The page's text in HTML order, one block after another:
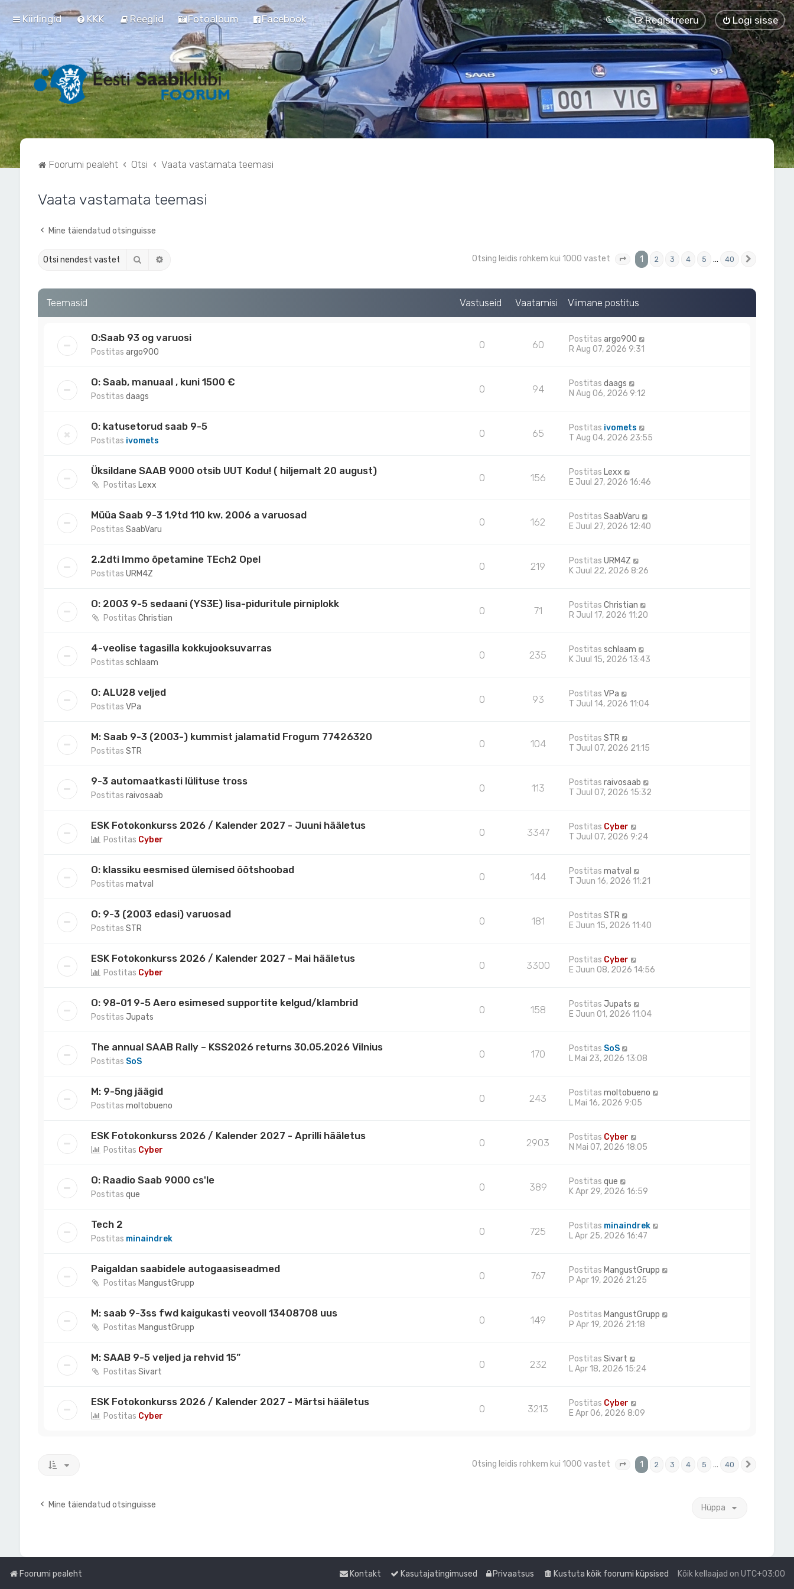
Kiirlingid KKK Reeglid Fotoalbum Facebook Logi sisse
Registreeru
Foorumi pealeht Otsi Vaata vastamata teemasi
Vaata vastamata teemasi
Mine täiendatud otsinguisse
Otsi Otsing leidis rohkem kui 1000 vastet . leht 40 -st
1 2 3 4 5 … 40
Teemasid Vastuseid Vaatamisi Viimane postitus
O:Saab 93 og varuosi
Postitas argo900
0 60 Postitasargo900
R Aug 07, 2026 9:31
O: Saab, manuaal , kuni 1500 €
Postitas daags
0 94 Postitasdaags
N Aug 06, 2026 9:12
O: katusetorud saab 9-5
Postitas ivomets
0 65 Postitas ivomets
T Aug 04, 2026 23:55
Üksildane SAAB 9000 otsib UUT Kodu! ( hiljemalt 20 august)
Postitas Lexx
0 156 Postitas Lexx
E Juul 27, 2026 16:46
Müüa Saab 9-3 1.9td 110 kw. 2006 a varuosad
Postitas SaabVaru
0 162 PostitasSaabVaru
E Juul 27, 2026 12:40
2.2dti Immo õpetamine TEch2 Opel
Postitas URM4Z
0 219 PostitasURM4Z
K Juul 22, 2026 8:26
O: 2003 9-5 sedaani (YS3E) lisa-piduritule pirniplokk
Postitas Christian
0 71 PostitasChristian
R Juul 17, 2026 11:20
4-veolise tagasilla kokkujooksuvarras
Postitas schlaam
0 235 Postitasschlaam
K Juul 15, 2026 13:43
O: ALU28 veljed
Postitas VPa
0 93 PostitasVPa
T Juul 14, 2026 11:04
M: Saab 9-3 (2003-) kummist jalamatid Frogum 77426320
Postitas STR
0 104 PostitasSTR
T Juul 07, 2026 21:15
9-3 automaatkasti lülituse tross
Postitas raivosaab
0 113 Postitasraivosaab
T Juul 07, 2026 15:32
ESK Fotokonkurss 2026 / Kalender 2027 - Juuni hääletus
Postitas Cyber
0 3347 Postitas Cyber
T Juul 07, 2026 9:24
O: klassiku eesmised ülemised õõtshoobad
Postitas matval
0 144 Postitasmatval
T Juun 16, 2026 11:21
O: 9-3 (2003 edasi) varuosad
Postitas STR
0 181 PostitasSTR
E Juun 15, 2026 11:40
ESK Fotokonkurss 2026 / Kalender 2027 - Mai hääletus
Postitas Cyber
0 3300 Postitas Cyber
E Juun 08, 2026 14:56
O: 98-01 9-5 Aero esimesed supportite kelgud/klambrid
Postitas Jupats
0 158 Postitas Jupats
E Juun 01, 2026 11:04
The annual SAAB Rally – KSS2026 returns 30.05.2026 Vilnius
Postitas SoS
0 170 Postitas SoS
L Mai 23, 2026 13:08
M: 9-5ng jäägid
Postitas moltobueno
0 243 Postitasmoltobueno
L Mai 16, 2026 9:05
ESK Fotokonkurss 2026 / Kalender 2027 - Aprilli hääletus
Postitas Cyber
0 2903 Postitas Cyber
N Mai 07, 2026 18:05
O: Raadio Saab 9000 cs'le
Postitas que
0 389 Postitasque
K Apr 29, 2026 16:59
Tech 2
Postitas minaindrek
0 725 Postitas minaindrek
L Apr 25, 2026 16:47
Paigaldan saabidele autogaasiseadmed
Postitas MangustGrupp
0 767 Postitas MangustGrupp
P Apr 19, 2026 21:25
M: saab 9-3ss fwd kaigukasti veovoll 13408708 uus
Postitas MangustGrupp
0 149 Postitas MangustGrupp
P Apr 19, 2026 21:18
M: SAAB 9-5 veljed ja rehvid 15”
Postitas Sivart
0 232 PostitasSivart
L Apr 18, 2026 15:24
ESK Fotokonkurss 2026 / Kalender 2027 - Märtsi hääletus
Postitas Cyber
0 3213 Postitas Cyber
E Apr 06, 2026 8:09
Otsing leidis rohkem kui 1000 vastet . leht 40 -st
1 2 3 4 5 … 40
Mine täiendatud otsinguisse Hüppa
Foorumi pealeht Kõik kellaajad on UTC+03:00
Kustuta kõik foorumi küpsised
Privaatsus
Kasutajatingimused
Kontakt